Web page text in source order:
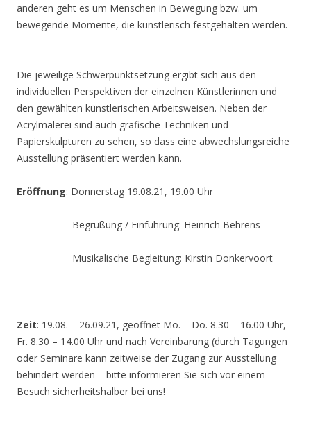
anderen geht es um Menschen in Bewegung bzw. um
bewegende Momente, die künstlerisch festgehalten werden.
Die jeweilige Schwerpunktsetzung ergibt sich aus den
individuellen Perspektiven der einzelnen Künstlerinnen und
den gewählten künstlerischen Arbeitsweisen. Neben der
Acrylmalerei sind auch grafische Techniken und
Papierskulpturen zu sehen, so dass eine abwechslungsreiche
Ausstellung präsentiert werden kann.
Eröffnung: Donnerstag 19.08.21, 19.00 Uhr
Begrüßung / Einführung: Heinrich Behrens
Musikalische Begleitung: Kirstin Donkervoort
Zeit: 19.08. – 26.09.21, geöffnet Mo. – Do. 8.30 – 16.00 Uhr,
Fr. 8.30 – 14.00 Uhr und nach Vereinbarung (durch Tagungen
oder Seminare kann zeitweise der Zugang zur Ausstellung
behindert werden – bitte informieren Sie sich vor einem
Besuch sicherheitshalber bei uns!